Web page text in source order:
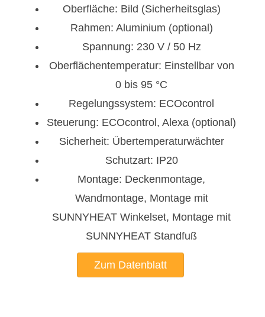
Oberfläche: Bild (Sicherheitsglas)
Rahmen: Aluminium (optional)
Spannung: 230 V / 50 Hz
Oberflächentemperatur: Einstellbar von
0 bis 95 °C
Regelungssystem: ECOcontrol
Steuerung: ECOcontrol, Alexa (optional)
Sicherheit: Übertemperaturwächter
Schutzart: IP20
Montage: Deckenmontage,
Wandmontage, Montage mit
SUNNYHEAT Winkelset, Montage mit
SUNNYHEAT Standfuß
Zum Datenblatt